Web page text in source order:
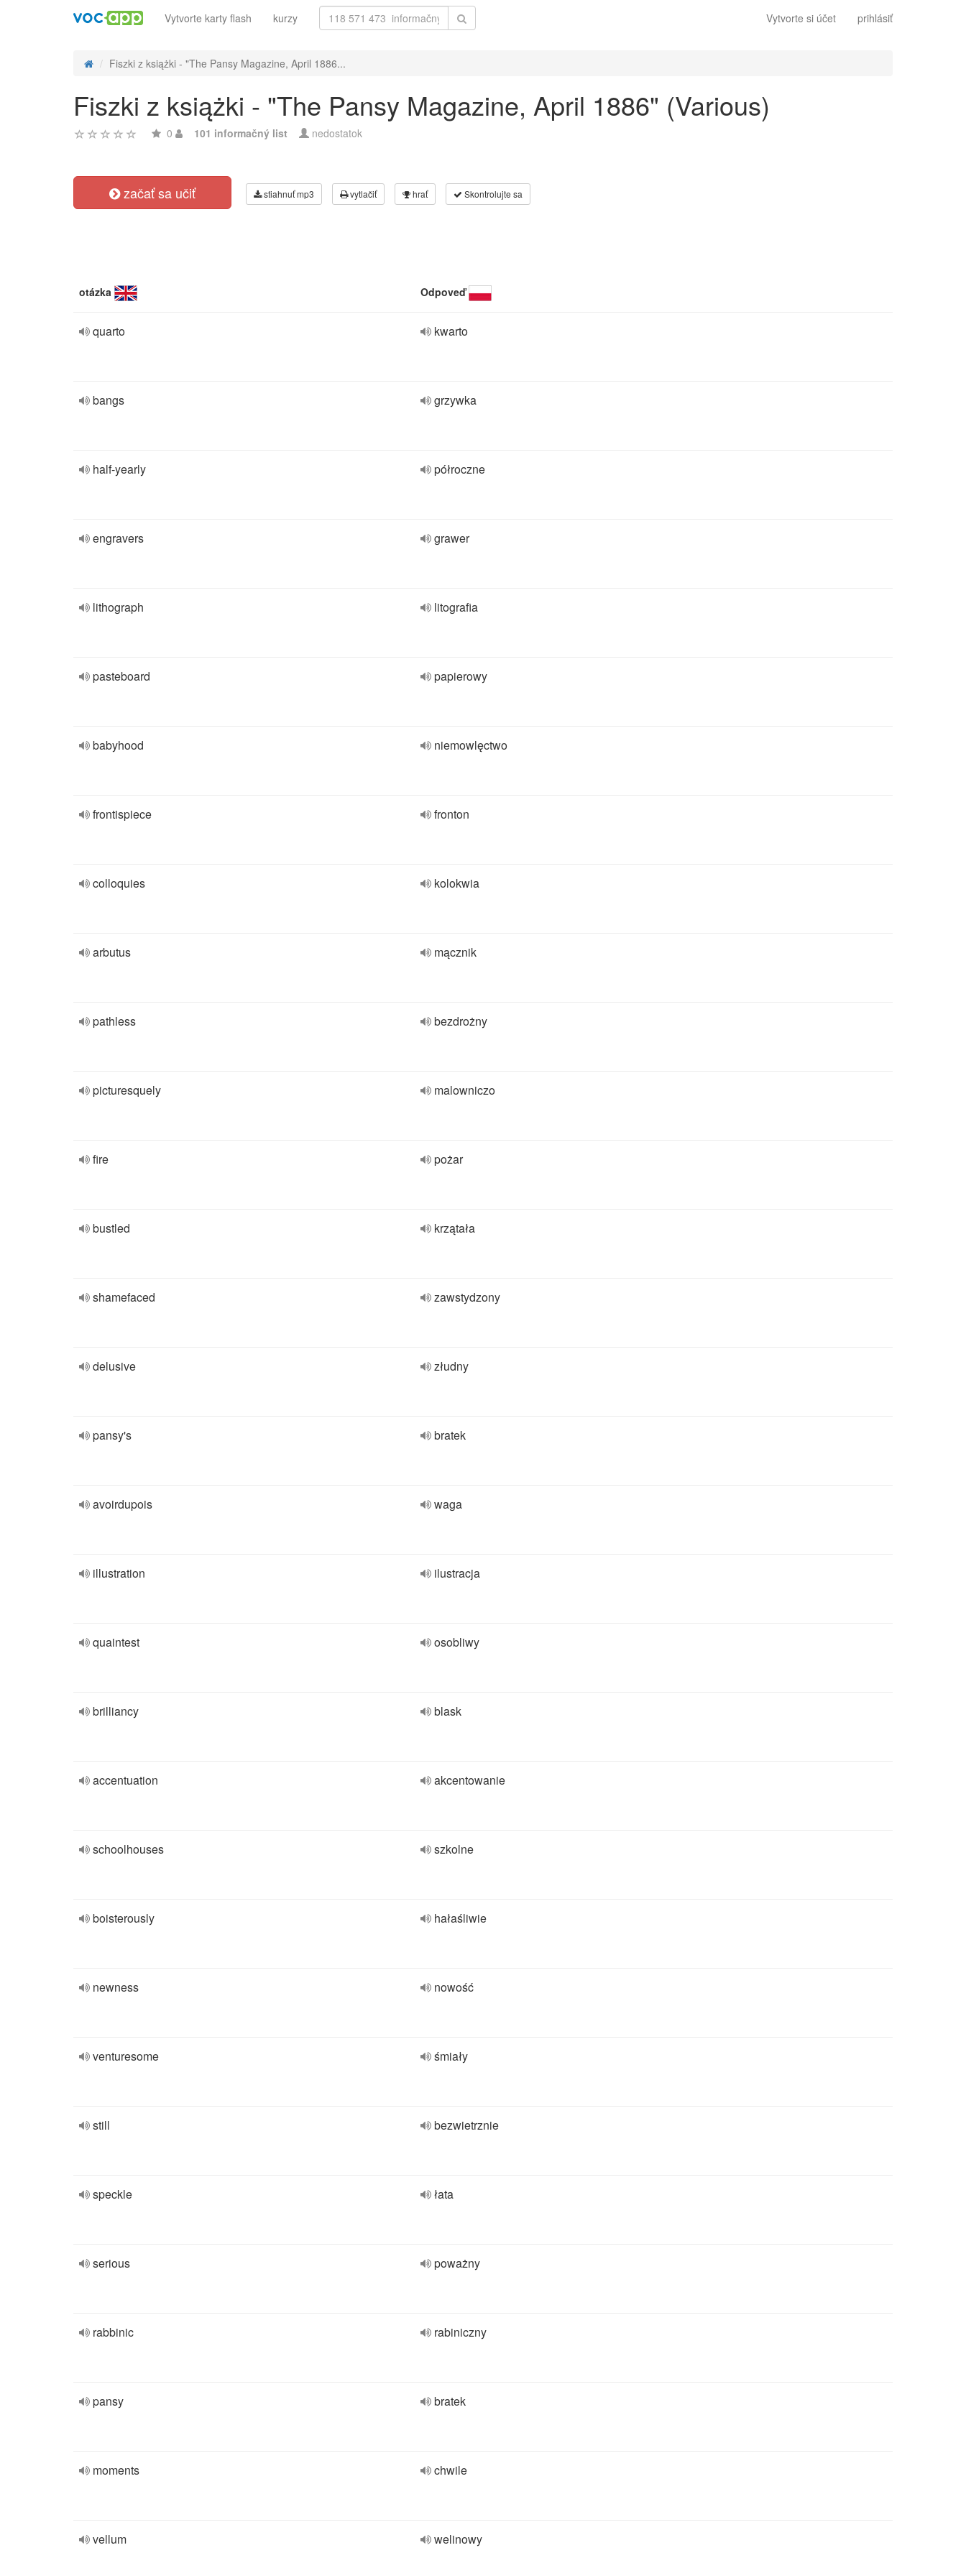
Vytvorte si účet prihlásiť
Vytvorte karty flash kurzy
Fiszki z książki - "The Pansy Magazine, April 1886...
Fiszki z książki - "The Pansy Magazine, April 1886" (Various)
0 101 informačný list nedostatok
začať sa učiť stiahnuť mp3 vytlačiť hrať Skontrolujte sa
otázka Odpoveď
quarto kwarto
bangs grzywka
half-yearly półroczne
engravers grawer
lithograph litografia
pasteboard papierowy
babyhood niemowlęctwo
frontispiece fronton
colloquies kolokwia
arbutus mącznik
pathless bezdrożny
picturesquely malowniczo
fire pożar
bustled krzątała
shamefaced zawstydzony
delusive złudny
pansy's bratek
avoirdupois waga
illustration ilustracja
quaintest osobliwy
brilliancy blask
accentuation akcentowanie
schoolhouses szkolne
boisterously hałaśliwie
newness nowość
venturesome śmiały
still bezwietrznie
speckle łata
serious poważny
rabbinic rabiniczny
pansy bratek
moments chwile
vellum welinowy